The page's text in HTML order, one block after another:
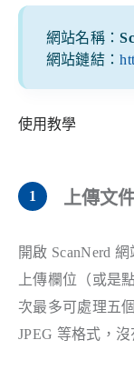
網站名稱：
網站鏈結：
使用教學
上傳文
開啟 ScanNerd
上傳欄位（或是
次最多可處理五
JPEG 等格式，